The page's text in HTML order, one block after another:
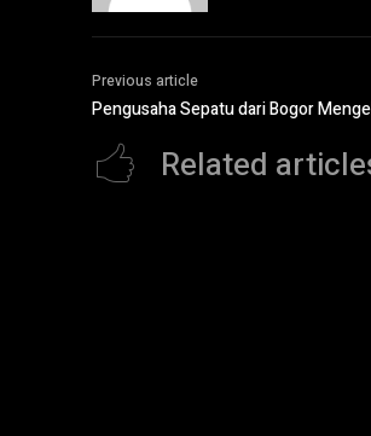
Previous article
Pengusaha Sepatu dari Bogor
Related